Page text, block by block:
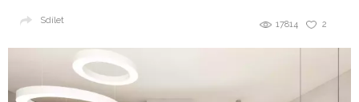
2
17814
Sdílet